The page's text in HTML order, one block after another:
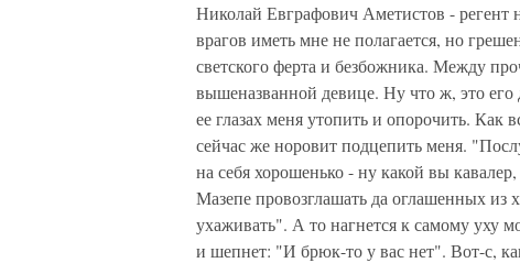
Николай Евграфович Аметистов - регент
врагов иметь мне не полагается, но
светского ферта и безбожника. Между
вышеназванной девице. Ну что ж, это его
ее глазах меня утопить и опорочить. Как
сейчас же норовит подцепить меня.
на себя хорошенько - ну какой вы
Мазепе провозглашать да оглашенных из
ухаживать". А то нагнется к самому уху
и шепнет: "И брюк-то у вас нет". Вот-с,